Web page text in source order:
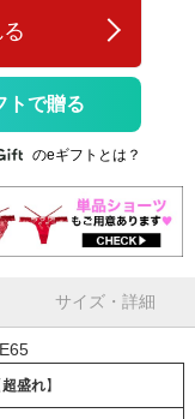
トで贈る
のeギフトとは？
サイズ・詳細
超盛れ】